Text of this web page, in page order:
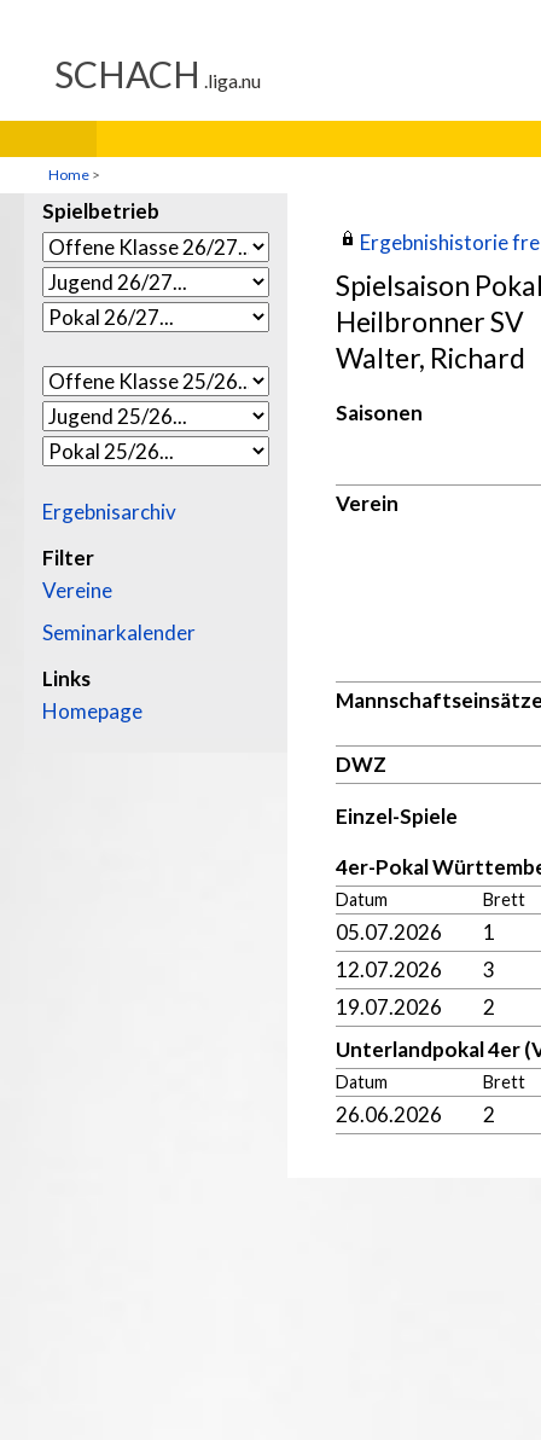
Home >
Spielbetrieb
Ergebnisarchiv
Filter
Vereine
Seminarkalender
Links
Homepage
Ergebnishistorie
Spielsaison
Heilbronner SV
Walter, Richard
Saisonen
Verein
DWZ
Einzel-Spiele
4er-Pokal
Datum Brett
05.07.2026
1
12.07.2026
3
19.07.2026
2
Unterlandpokal 4er
Datum Brett
26.06.2026 2